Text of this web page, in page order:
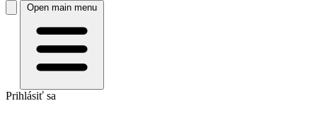
Open main menu
Prihlásiť sa